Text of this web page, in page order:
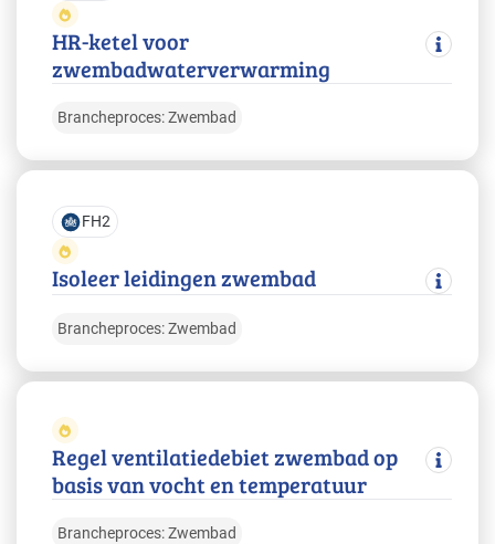
HR-ketel voor
zwembadwaterverwarming
Brancheproces: Zwembad
Isoleer leidingen zwembad
Brancheproces: Zwembad
FH2
Regel ventilatiedebiet zwembad op
basis van vocht en temperatuur
Brancheproces: Zwembad